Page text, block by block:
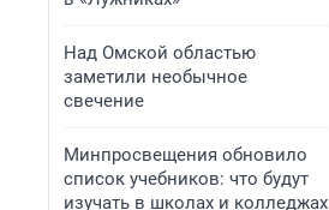
Над Омской областью
заметили необычное
свечение
Минпросвещения обновило
список учебников: что будут
изучать в школах и колледжах